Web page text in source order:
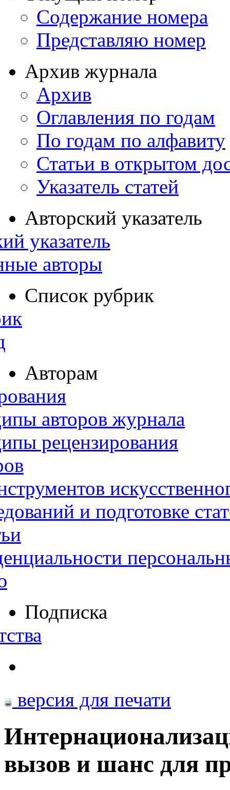
Содержание номера
Представляю номер
Архив журнала
Архив
Оглавления по годам
По годам по алфавиту
Статьи в открытом
Указатель статей
Авторский указатель
указатель
авторы
Список рубрик
Авторам
авторов журнала
рецензирования
и подготовке
Подписка
версия для печати
вызов и шанс для